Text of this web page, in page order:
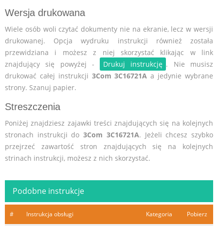
Wersja drukowana
Wiele osób woli czytać dokumenty nie na ekranie, lecz w wersji
drukowanej. Opcja wydruku instrukcji również została
przewidziana i możesz z niej skorzystać klikając w link
znajdujący się powyżej -
Drukuj instrukcję . Nie musisz
drukować całej instrukcji 3Com 3C16721A a jedynie wybrane
strony. Szanuj papier.
Streszczenia
Poniżej znajdziesz zajawki treści znajdujących się na kolejnych
stronach instrukcji do3Com 3C16721A. Jeżeli chcesz szybko
przejrzeć zawartość stron znajdujących się na kolejnych
strinach instrukcji, możesz z nich skorzystać.
Podobne instrukcje
# Instrukcja obsługi Kategoria Pobierz